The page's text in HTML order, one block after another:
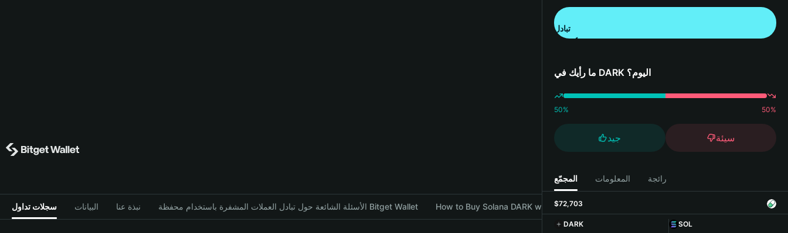
سجلات تداول البيانات نبذة عنا الأسئلة الشائعة حول تبادل العملات المشفرة باستخدام محفظة Bitget Wallet How to Buy Solana DARK with Bitget Wallet
تبادل
ما رأيك في DARK اليوم؟
50% 50%
جيد سيئة
المجمّع المعلومات رائجة
$72,703
DARK
SOL